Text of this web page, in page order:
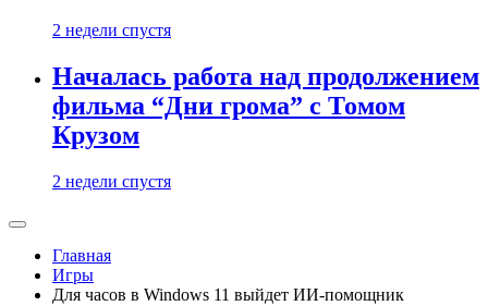
2 недели спустя
Началась работа над продолжением
фильма “Дни грома” с Томом
Крузом
2 недели спустя
Главная
Игры
Для часов в Windows 11 выйдет ИИ-помощник